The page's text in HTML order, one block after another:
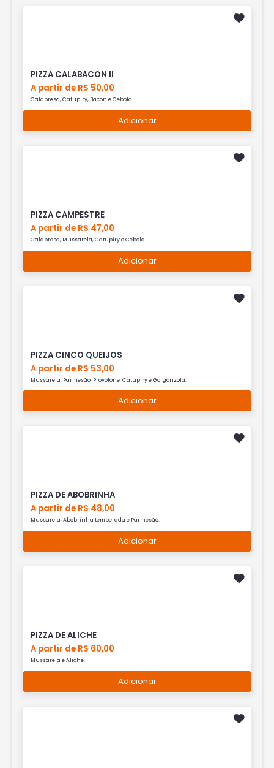
PIZZA CALABACON II
A partir de R$ 50,00
Calabresa, Catupiry, Bacon e Cebola.
Adicionar
PIZZA CAMPESTRE
A partir de R$ 47,00
Calabresa, Mussarela, Catupiry e Cebola.
Adicionar
PIZZA CINCO QUEIJOS
A partir de R$ 53,00
Mussarela, Parmesão, Provolone, Catupiry e Gorgonzola.
Adicionar
PIZZA DE ABOBRINHA
A partir de R$ 48,00
Mussarela, Abobrinha temperada e Parmesão.
Adicionar
PIZZA DE ALICHE
A partir de R$ 60,00
Mussarela e Aliche.
Adicionar